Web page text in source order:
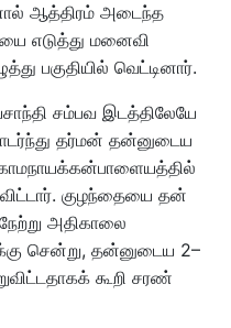
ஆத்திரம் அடைந்த
எடுத்து மனைவி
பகுதியில் வெட்டினார்.
சம்பவ இடத்திலேயே
தர்மன் தன்னுடைய
குழந்தையை தன்
நேற்று அதிகாலை
சென்று, தன்னுடைய 2–
கூறி சரண்